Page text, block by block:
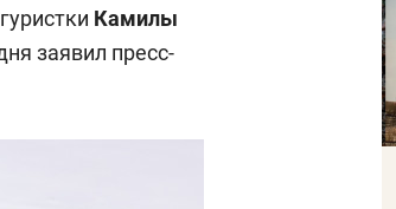
Камилы
заявил пресс-